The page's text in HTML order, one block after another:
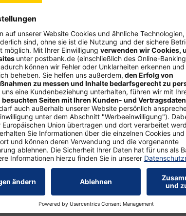
ei­ni­ge On­line­por­ta­le mitt­ler­wei­le die Mög­lich­keit
nur eine klei­ne Aus­wahl von Pa­ra­me­tern
allein machen noch kein gutes Geschäfts­konto
auf jeden Fall ein inno­vatives digitales
Funktionen. Ins­besondere für Frei­berufler und
Konto inbe­griffeneBuch­haltungs­lösung aus der
Kredit­aufnahme ist zudem ein
und digitaler Signatur. Vor allem für
digitalen Bezahl­verfahren sowie Angebote für
zu mehr ge­nutzt wer­den als nur zur